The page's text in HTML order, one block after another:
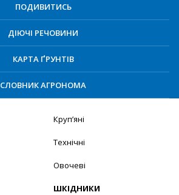
ПОДИВИТИСЬ
ДІЮЧІ РЕЧОВИНИ
КАРТА ҐРУНТІВ
СЛОВНИК АГРОНОМА
Круп’яні
Технічні
Овочеві
ШКІДНИКИ